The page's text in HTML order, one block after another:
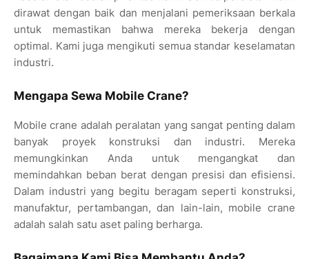
dirawat dengan baik dan menjalani pemeriksaan berkala
untuk memastikan bahwa mereka bekerja dengan
optimal. Kami juga mengikuti semua standar keselamatan
industri.
Mengapa Sewa Mobile Crane?
Mobile crane adalah peralatan yang sangat penting dalam
banyak proyek konstruksi dan industri. Mereka
memungkinkan Anda untuk mengangkat dan
memindahkan beban berat dengan presisi dan efisiensi.
Dalam industri yang begitu beragam seperti konstruksi,
manufaktur, pertambangan, dan lain-lain, mobile crane
adalah salah satu aset paling berharga.